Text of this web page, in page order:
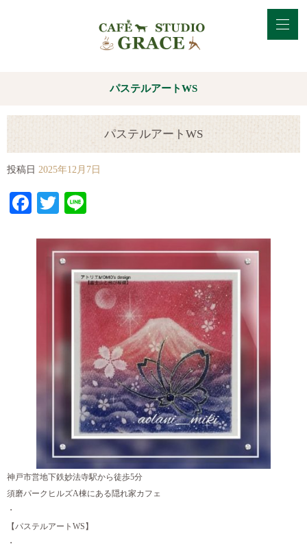
パステルアートWS
パステルアートWS
投稿日 2025年12月7日
Facebook
Twitter
神戸市営地下鉄妙法寺駅から徒歩5分
須磨パークヒルズA棟にある隠れ家カフェ
・
【パステルアートWS】
・